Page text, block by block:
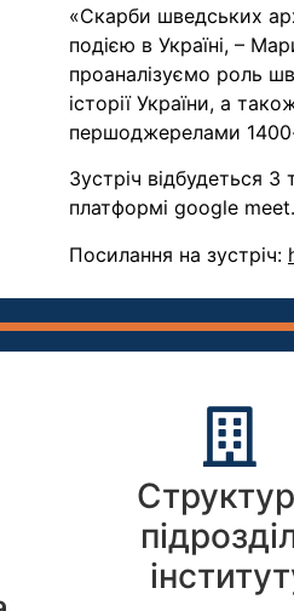
«Скарби шведських
подією в Україні, –
проаналізуємо роль
історії України, а
першоджерелами
Зустріч відбудеться
платформі google meet.
Посилання на зустріч: